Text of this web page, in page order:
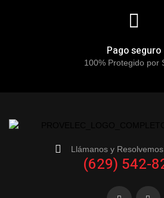
Pago seguro
100% Protegido por
Llámanos y
(629) 542-